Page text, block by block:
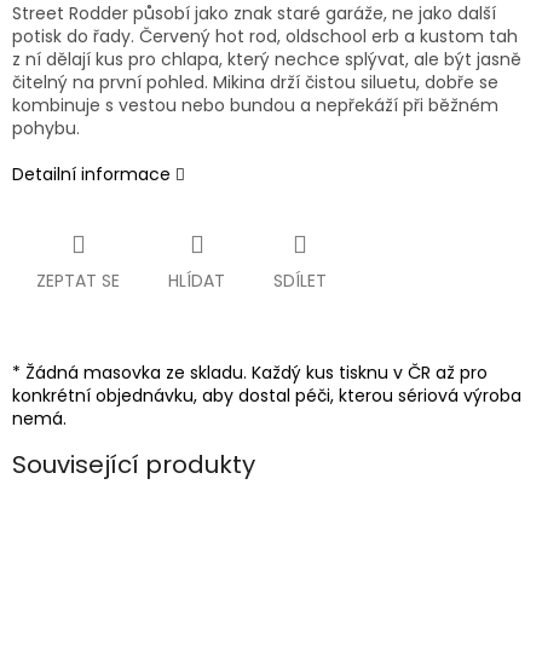
Street Rodder působí jako znak staré garáže, ne jako další
potisk do řady. Červený hot rod, oldschool erb a kustom tah
z ní dělají kus pro chlapa, který nechce splývat, ale být jasně
čitelný na první pohled. Mikina drží čistou siluetu, dobře se
kombinuje s vestou nebo bundou a nepřekáží při běžném
pohybu.
Detailní informace
ZEPTAT SE HLÍDAT SDÍLET
* Žádná masovka ze skladu. Každý kus tisknu v ČR až pro
konkrétní objednávku, aby dostal péči, kterou sériová výroba
nemá.
Související produkty